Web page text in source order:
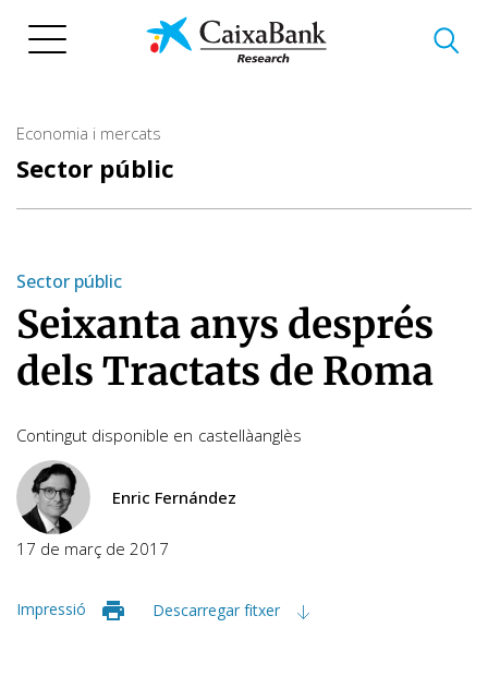
Economia i mercats
Sector públic
Sector públic
Seixanta anys després
dels Tractats de Roma
Contingut disponible en castellàanglès
Enric Fernández
17 de març de 2017
Impressió Descarregar fitxer